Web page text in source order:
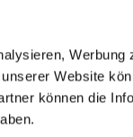
Website
können die